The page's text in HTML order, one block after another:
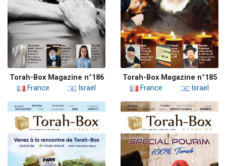
Torah-Box Magazine n°186
France
Israël
Torah-Box Magazine n°185
France
Israël